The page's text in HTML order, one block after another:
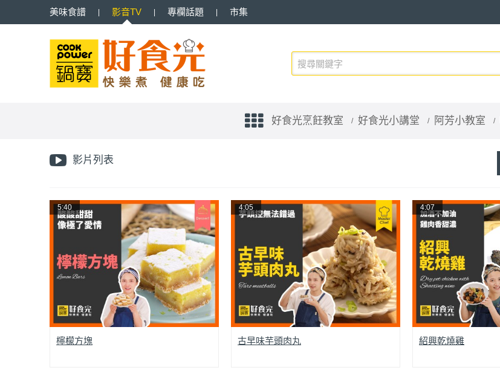
美味食譜 影音TV 專欄話題 市集
好食光烹飪教室 好食光小講堂 阿芳小教室
影片列表
5:40
檸檬方塊
4:05
古早味芋頭肉丸
4:07
紹興乾燒雞